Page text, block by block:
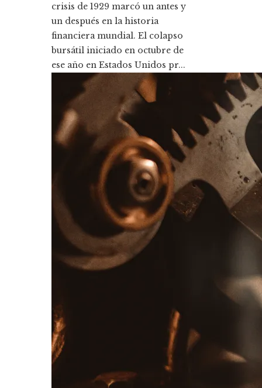
crisis de 1929 marcó un antes y
un después en la historia
financiera mundial. El colapso
bursátil iniciado en octubre de
ese año en Estados Unidos pr...